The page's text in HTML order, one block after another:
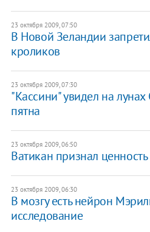
23 октября 2009, 07:50
В Новой Зеландии
кроликов
23 октября 2009, 07:30
"Кассини" увидел на
пятна
23 октября 2009, 06:50
Ватикан признал
23 октября 2009, 06:30
В мозгу есть нейрон
исследование